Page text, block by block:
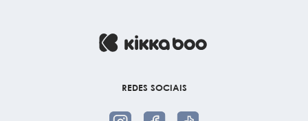
REDES SOCIAIS